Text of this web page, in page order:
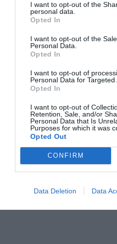
I want to opt-out of the
personal data.
Opted In
I want to opt-out of the
Personal Data.
Opted In
I want to opt-out of
Personal Data for Targeted
Opted In
I want to opt-out of
Retention, Sale, and/or
Personal Data that Is
Purposes for which it was
Opted Out
CONFIRM
Data Deletion Data
στην Πεντέλη.